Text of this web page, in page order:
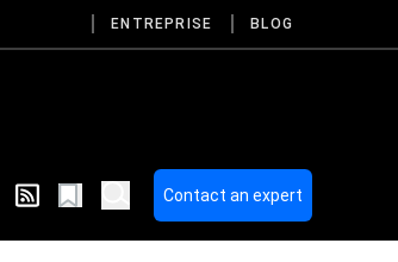
ENTREPRISE BLOG
Contact an expert